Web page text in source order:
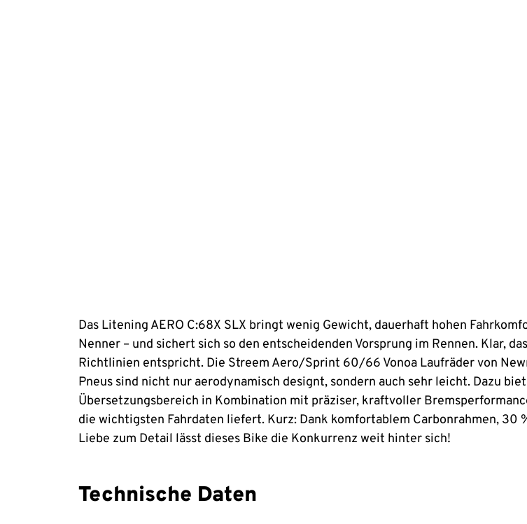
Das Litening AERO C:68X SLX bringt wenig Gewicht, dauerhaft hohen
Nenner – und sichert sich so den entscheidenden Vorsprung im Rennen. Klar,
Richtlinien entspricht. Die Streem Aero/Sprint 60/66 Vonoa Laufräder von
Pneus sind nicht nur aerodynamisch designt, sondern auch sehr leicht. Dazu
Übersetzungsbereich in Kombination mit präziser, kraftvoller
die wichtigsten Fahrdaten liefert. Kurz: Dank komfortablem Carbonrahmen,
Liebe zum Detail lässt dieses Bike die Konkurrenz weit hinter sich!
Technische Daten